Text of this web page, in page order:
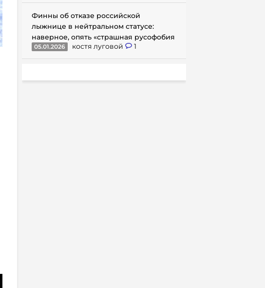
Финны об отказе российской
лыжнице в нейтральном статусе:
наверное, опять «страшная русофобия
05.01.2026 костя луговой 1